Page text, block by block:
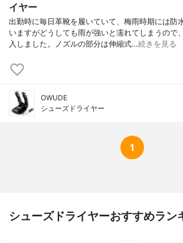
イヤー
出勤時に毎日革靴を履いていて、梅雨時期には防
いますがどうしても雨が強いと濡れてしまうので
入しました。ノズルの部分は伸縮式…続きを見る
OWUDE
シューズドライヤー
1
シューズドライヤーおすすめラン